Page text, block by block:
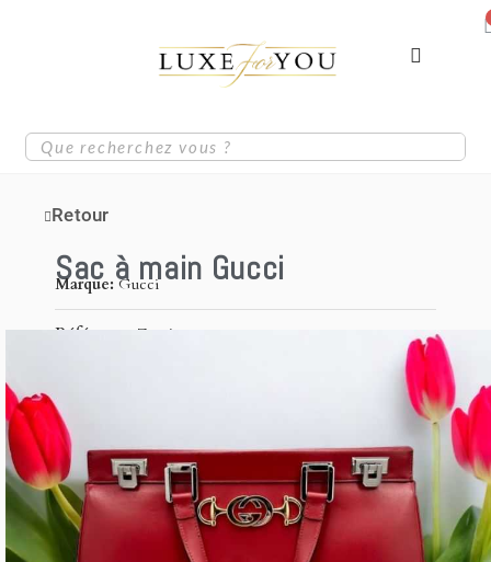
Retour
Sac à main Gucci
Marque Gucci
Référence Zumi